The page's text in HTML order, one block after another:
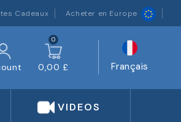
Cadeaux Acheter en Europe
0
0,00 £ Français
VIDEOS